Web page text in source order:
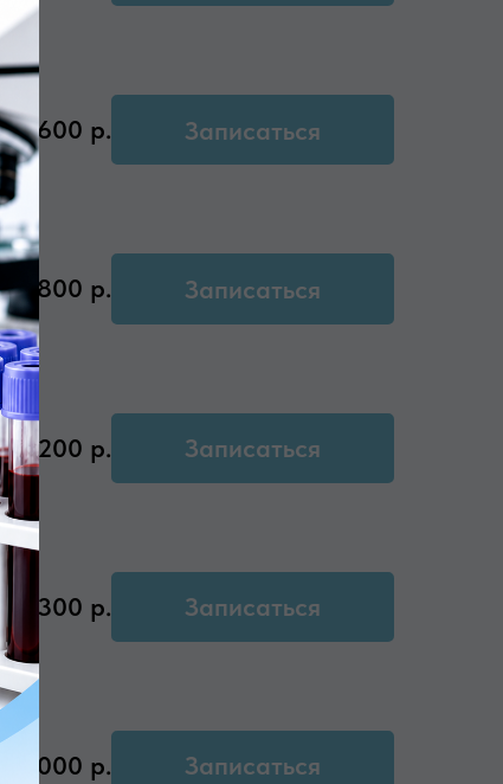
1600 р. Записаться
800 р. Записаться
1200 р. Записаться
2300 р. Записаться
2000 р. Записаться